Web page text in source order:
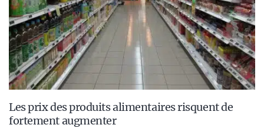
Les prix des produits alimentaires risquent de
fortement augmenter